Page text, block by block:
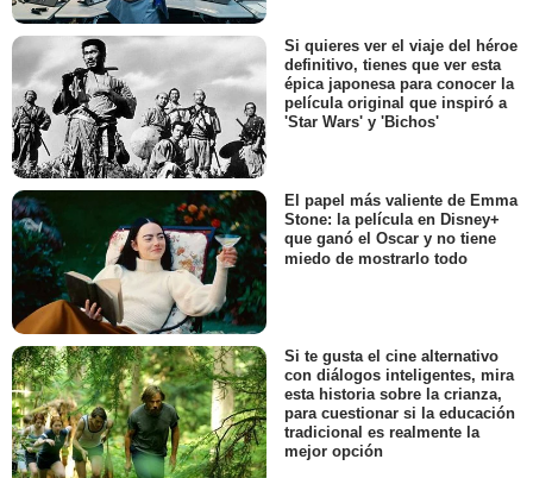
Si quieres ver el viaje del héroe
definitivo, tienes que ver esta
épica japonesa para conocer la
película original que inspiró a
'Star Wars' y 'Bichos'
El papel más valiente de Emma
Stone: la película en Disney+
que ganó el Oscar y no tiene
miedo de mostrarlo todo
Si te gusta el cine alternativo
con diálogos inteligentes, mira
esta historia sobre la crianza,
para cuestionar si la educación
tradicional es realmente la
mejor opción